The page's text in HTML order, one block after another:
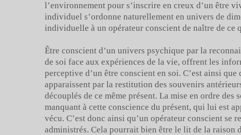
l’environnement pour s’inscrire en creux d’un être
individuel s’ordonne naturellement en univers de
individuelle à un opérateur conscient de naître de ce
Être conscient d’un univers psychique par la
de soi face aux expériences de la vie, offrent les
perceptive d’un être conscient en soi. C’est ainsi
apparaissent par la restitution des souvenirs
découplés de ce même présent. La mise en ordre des
manquant à cette conscience du présent, qui lui est
vécu. C’est donc ainsi qu’un opérateur conscient se
administrés. Cela pourrait bien être le lit de la raison